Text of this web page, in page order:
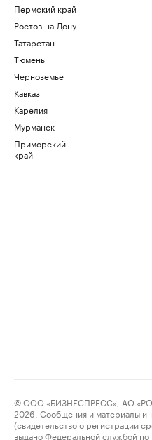
Пермский край
Ростов-на-Дону
Татарстан
Тюмень
Черноземье
Кавказ
Карелия
Мурманск
Приморский
край
© ООО «БИЗНЕСПРЕСС», АО
2026. Сообщения и материалы
(свидетельство о регистрации
выдано Федеральной службой по